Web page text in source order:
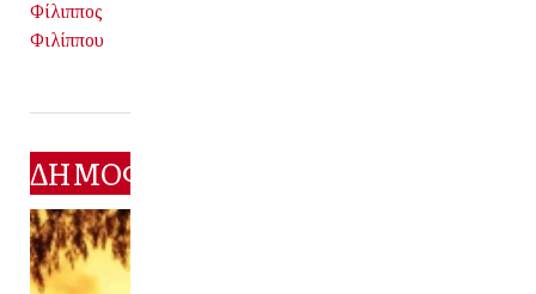
Φίλιππος
Φιλίππου
ΔΗΜΟΦΙΛΕΣΤΕΡΑ